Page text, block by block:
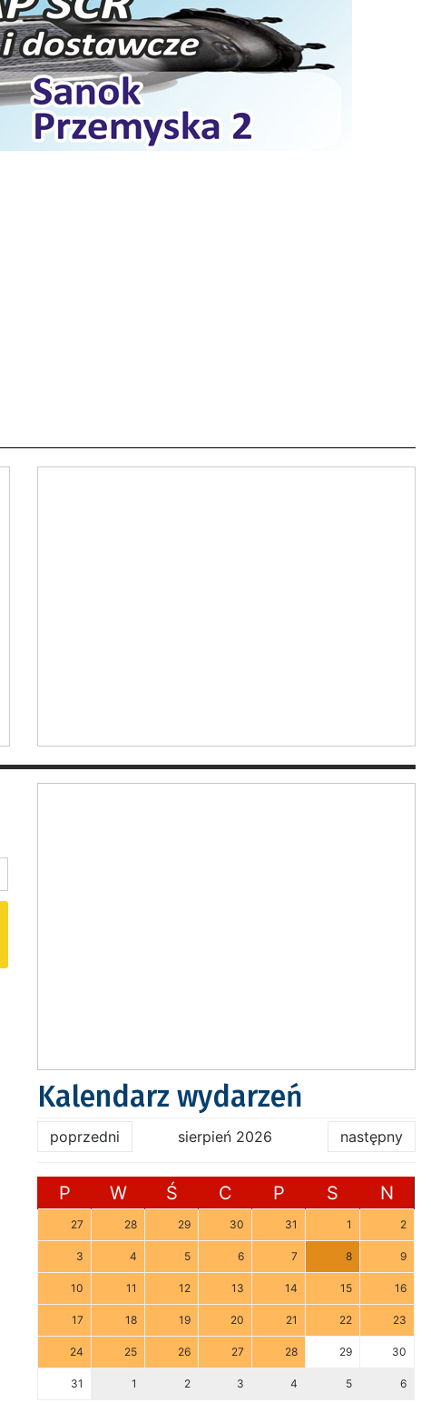
Kalendarz wydarzeń
poprzedni sierpień 2026 następny
P W Ś C P S N
27 28 29 30 31 1 2
3 4 5 6 7 8 9
10 11 12 13 14 15 16
17 18 19 20 21 22 23
24 25 26 27 28 29 30
31 1 2 3 4 5 6